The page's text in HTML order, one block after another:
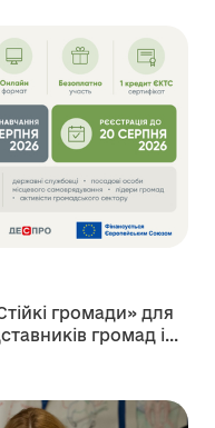
громади» для
громад і...